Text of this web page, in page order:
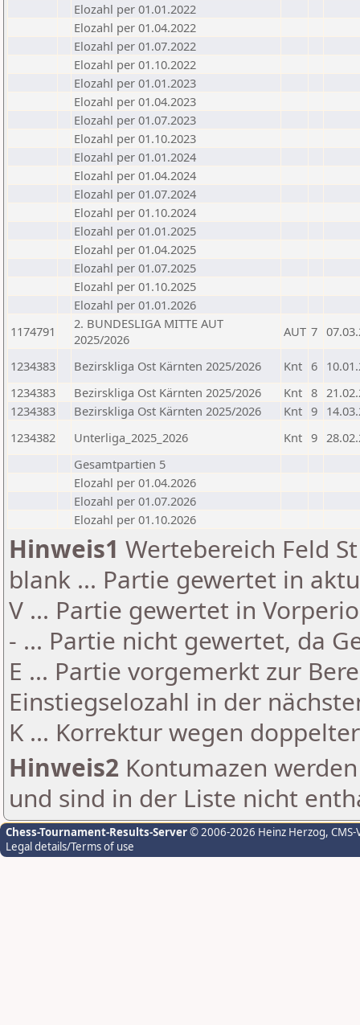
Elozahl per 01.01.2022
Elozahl per 01.04.2022
Elozahl per 01.07.2022
Elozahl per 01.10.2022
Elozahl per 01.01.2023
Elozahl per 01.04.2023
Elozahl per 01.07.2023
Elozahl per 01.10.2023
Elozahl per 01.01.2024
Elozahl per 01.04.2024
Elozahl per 01.07.2024
Elozahl per 01.10.2024
Elozahl per 01.01.2025
Elozahl per 01.04.2025
Elozahl per 01.07.2025
Elozahl per 01.10.2025
Elozahl per 01.01.2026
1174791
2. BUNDESLIGA MITTE AUT
2025/2026
AUT 7
1234383 Bezirskliga Ost Kärnten 2025/2026 Knt 6
1234383
Bezirskliga Ost Kärnten 2025/2026 Knt 8
1234383
Bezirskliga Ost Kärnten 2025/2026 Knt 9
1234382
Unterliga_2025_2026 Knt 9
Gesamtpartien 5
Elozahl per 01.04.2026
Elozahl per 01.07.2026
Elozahl per 01.10.2026
Hinweis1 Wertebereich Feld
blank ... Partie gewertet in
V ... Partie gewertet in
- ... Partie nicht gewertet, da
E ... Partie vorgemerkt zur
Einstiegselozahl in der
K ... Korrektur wegen
Hinweis2 Kontumazen
und sind in der Liste nicht
Chess-Tournament-Results-Server© 2006-2026 Heinz Herzog,
Legal details/Terms of use